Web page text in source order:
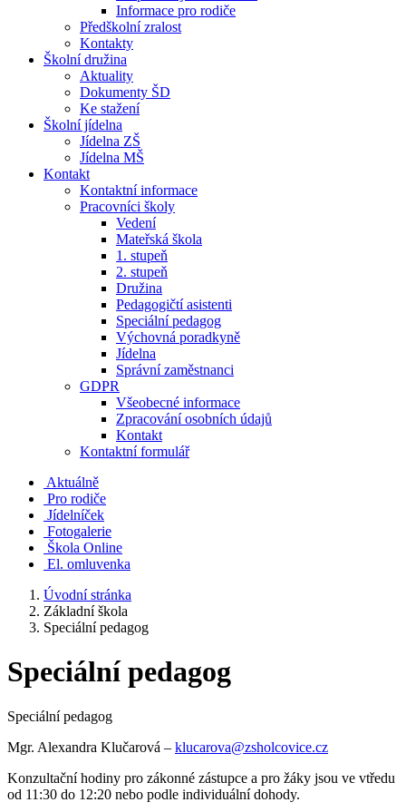
Informace pro rodiče
Předškolní zralost
Kontakty
Školní družina
Aktuality
Dokumenty ŠD
Ke stažení
Školní jídelna
Jídelna ZŠ
Jídelna MŠ
Kontakt
Kontaktní informace
Pracovníci školy
Vedení
Mateřská škola
1. stupeň
2. stupeň
Družina
Pedagogičtí asistenti
Speciální pedagog
Výchovná poradkyně
Jídelna
Správní zaměstnanci
GDPR
Všeobecné informace
Zpracování osobních údajů
Kontakt
Kontaktní formulář
Aktuálně
Pro rodiče
Jídelníček
Fotogalerie
Škola Online
El. omluvenka
Úvodní stránka
Základní škola
Speciální pedagog
Speciální pedagog
Speciální pedagog
Mgr. Alexandra Klučarová – klucarova@zsholcovice.cz
Konzultační hodiny pro zákonné zástupce a pro žáky jsou ve vtředu
od 11:30 do 12:20 nebo podle individuální dohody.